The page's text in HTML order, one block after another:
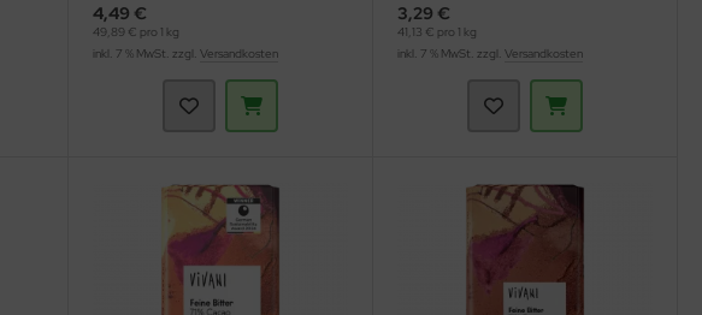
4,49 €
49,89 € pro 1 kg
inkl. 7 % MwSt. zzgl. Versandkosten
3,29 €
41,13 € pro 1 kg
inkl. 7 % MwSt. zzgl. Versandkosten